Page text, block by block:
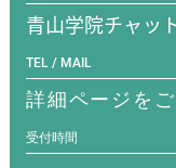
青山学院チャッ
TEL / MAIL
詳細ページを
受付時間